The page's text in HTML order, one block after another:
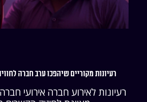
רעיונות מקוריים שיהפכו ערב חברה
רעיונות לאירוע חברה אירועי